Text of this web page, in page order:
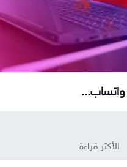
واتساب...
الأكثر قراءة